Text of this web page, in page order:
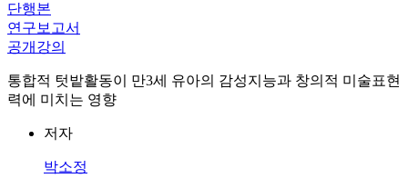
단행본
연구보고서
공개강의
통합적 텃밭활동이 만3세 유아의 감성지능과 창의적 미술표현
력에 미치는 영향
저자
박소정